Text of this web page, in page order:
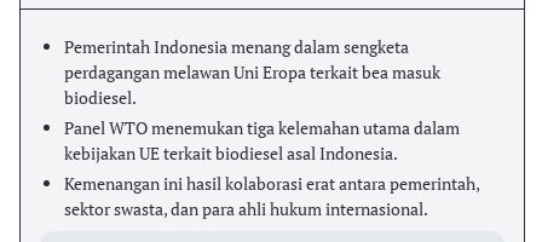
Pemerintah Indonesia menang dalam sengketa
perdagangan melawan Uni Eropa terkait bea masuk
biodiesel.
Panel WTO menemukan tiga kelemahan utama dalam
kebijakan UE terkait biodiesel asal Indonesia.
Kemenangan ini hasil kolaborasi erat antara pemerintah,
sektor swasta, dan para ahli hukum internasional.